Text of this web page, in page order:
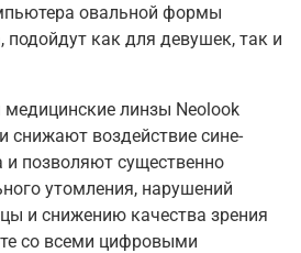
овальной формы
подойдут как для девушек, так и
медицинские линзы Neolook
снижают воздействие сине-
и позволяют существенно
утомления, нарушений
и снижению качества зрения
со всеми цифровыми